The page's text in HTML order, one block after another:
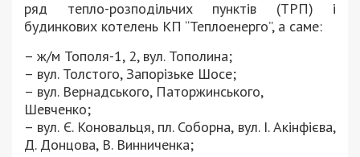
ряд тепло-розподільчих пунктів (ТРП) і
будинкових котелень КП “Теплоенерго”, а саме:
– ж/м Тополя-1, 2, вул. Тополина;
– вул. Толстого, Запорізьке Шосе;
– вул. Вернадського, Паторжинського,
Шевченко;
– вул. Є. Коновальця, пл. Соборна, вул. І. Акінфієва,
Д. Донцова, В. Винниченка;